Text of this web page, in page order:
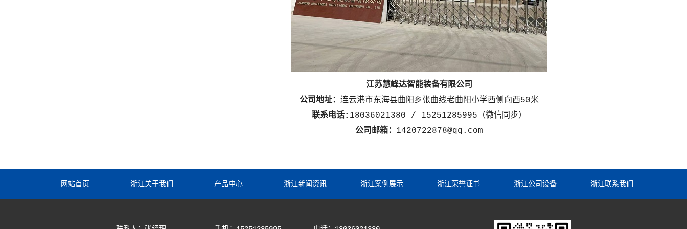
江苏慧峰达智能装备有限公司
公司地址： 连云港市东海县曲阳乡张曲线老曲阳小学西侧向西50米
联系电话: 18036021380 / 15251285995（微信同步）
公司邮箱： 1420722878@qq.com
网站首页 浙江关于我们 产品中心 浙江新闻资讯 浙江案例展示 浙江荣誉证书 浙江公司设备 浙江联系我们